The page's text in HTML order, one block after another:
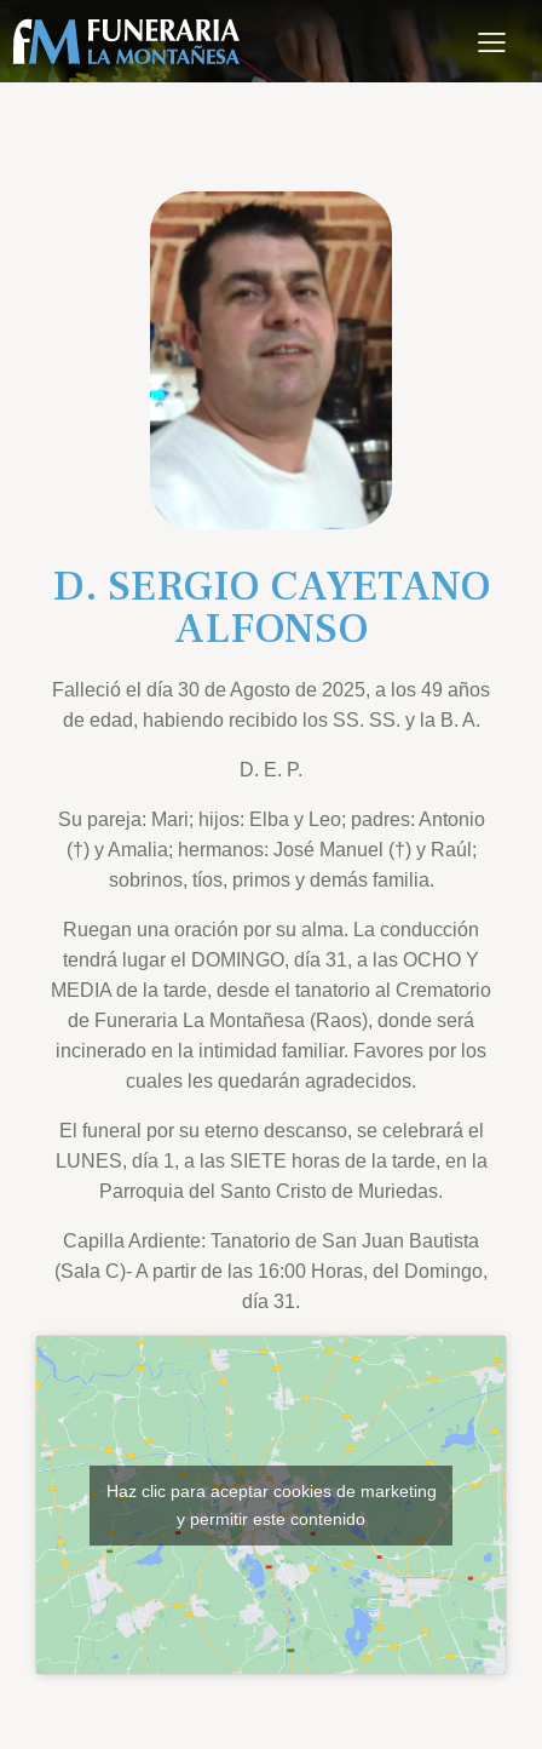
D. SERGIO CAYETANO
ALFONSO
Falleció el día 30 de Agosto de 2025, a los 49 años
de edad, habiendo recibido los SS. SS. y la B. A.
D. E. P.
Su pareja: Mari; hijos: Elba y Leo; padres: Antonio
(†) y Amalia; hermanos: José Manuel (†) y Raúl;
sobrinos, tíos, primos y demás familia.
Ruegan una oración por su alma. La conducción
tendrá lugar el DOMINGO, día 31, a las OCHO Y
MEDIA de la tarde, desde el tanatorio al Crematorio
de Funeraria La Montañesa (Raos), donde será
incinerado en la intimidad familiar. Favores por los
cuales les quedarán agradecidos.
El funeral por su eterno descanso, se celebrará el
LUNES, día 1, a las SIETE horas de la tarde, en la
Parroquia del Santo Cristo de Muriedas.
Capilla Ardiente: Tanatorio de San Juan Bautista
(Sala C)- A partir de las 16:00 Horas, del Domingo,
día 31.
Haz clic para aceptar cookies de marketing
y permitir este contenido